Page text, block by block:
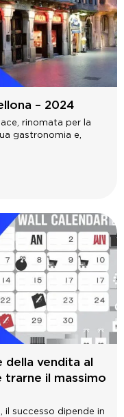
– 2024
rinomata per la
gastronomia e,
vendita al
il massimo
successo dipende in